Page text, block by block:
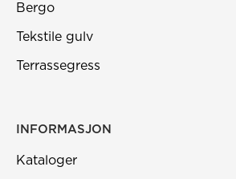
Bergo
Tekstile gulv
Terrassegress
INFORMASJON
Kataloger